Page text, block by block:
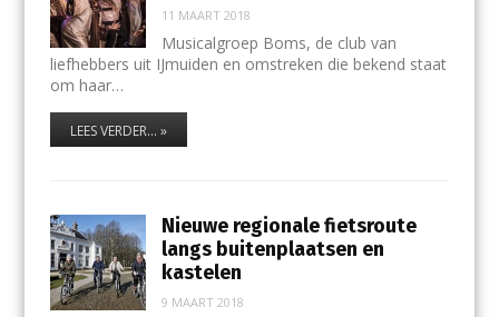
11 MAART 2018
Musicalgroep Boms, de club van
liefhebbers uit IJmuiden en omstreken die bekend staat
om haar…
LEES VERDER... »
Nieuwe regionale fietsroute
langs buitenplaatsen en
kastelen
9 MAART 2018